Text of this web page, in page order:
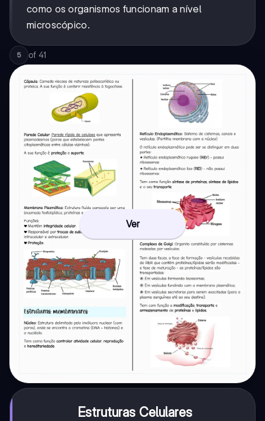
como os organismos funcionam a nível
microscópico.
5 of 41
Ver
Estruturas Celulares